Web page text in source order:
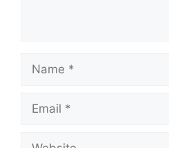
Name
Email
Website